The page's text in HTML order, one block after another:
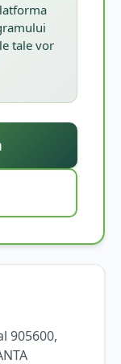
tale vor
905600,